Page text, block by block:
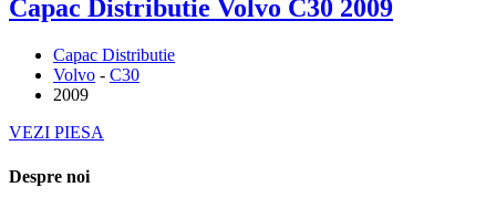
Capac Distributie Volvo C30 2009
Capac Distributie
Volvo - C30
2009
VEZI PIESA
Despre noi